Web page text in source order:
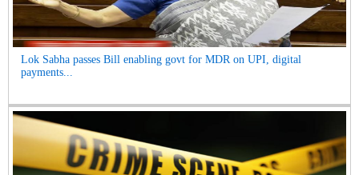
Lok Sabha passes Bill enabling govt for MDR on UPI, digital
payments...